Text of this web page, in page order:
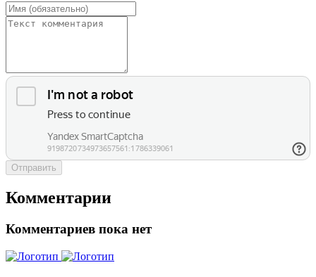
Отправить
Комментарии
Комментариев пока нет